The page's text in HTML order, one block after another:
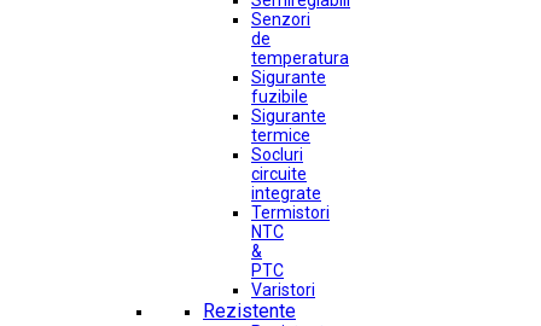
Senzori
de
temperatura
Sigurante
fuzibile
Sigurante
termice
Socluri
circuite
integrate
Termistori
NTC
&
PTC
Varistori
Rezistente